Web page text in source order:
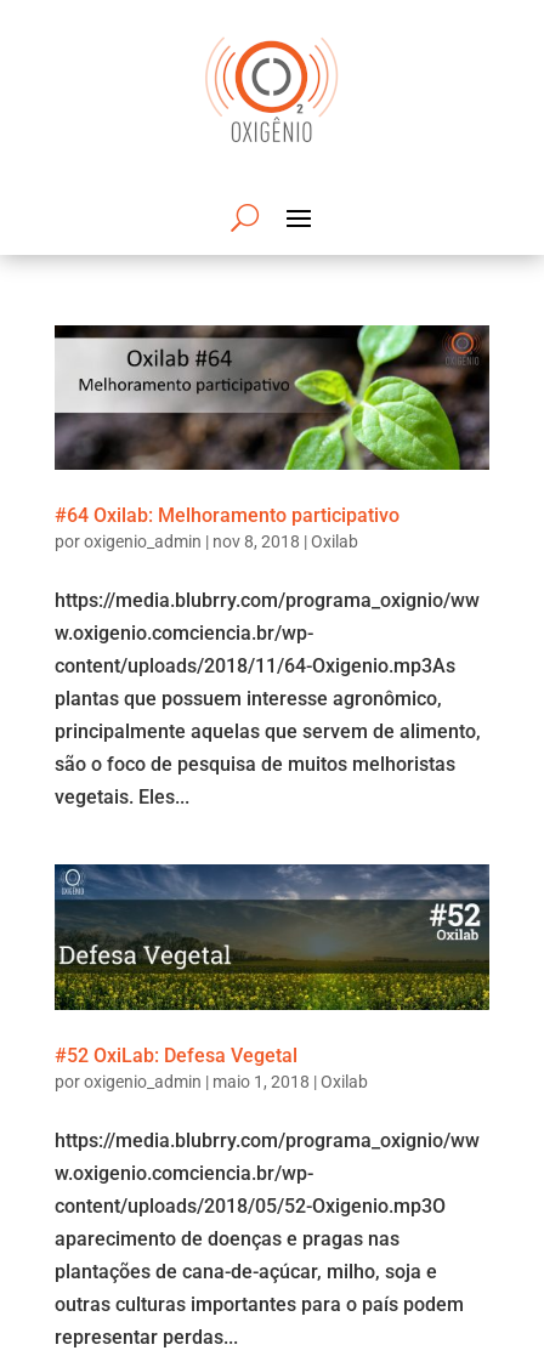
#64 Oxilab: Melhoramento participativo
poroxigenio_admin | nov 8, 2018 |Oxilab
https://media.blubrry.com/programa_oxignio/ww
w.oxigenio.comciencia.br/wp-
content/uploads/2018/11/64-Oxigenio.mp3As
plantas que possuem interesse agronômico,
principalmente aquelas que servem de alimento,
são o foco de pesquisa de muitos melhoristas
vegetais. Eles...
#52 OxiLab: Defesa Vegetal
poroxigenio_admin | maio 1, 2018 |Oxilab
https://media.blubrry.com/programa_oxignio/ww
w.oxigenio.comciencia.br/wp-
content/uploads/2018/05/52-Oxigenio.mp3O
aparecimento de doenças e pragas nas
plantações de cana-de-açúcar, milho, soja e
outras culturas importantes para o país podem
representar perdas...